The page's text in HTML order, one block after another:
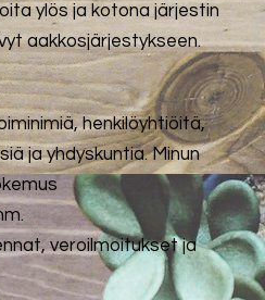
ylös ja kotona järjestin
aakkosjärjestykseen.
henkilöyhtiöitä,
ja yhdyskuntia. Minun
veroilmoitukset ja